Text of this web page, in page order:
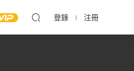
登錄 注冊